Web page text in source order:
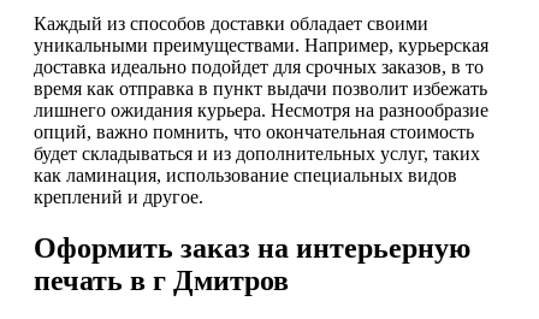
Каждый из способов доставки обладает своими
уникальными преимуществами. Например, курьерская
доставка идеально подойдет для срочных заказов, в то
время как отправка в пункт выдачи позволит избежать
лишнего ожидания курьера. Несмотря на разнообразие
опций, важно помнить, что окончательная стоимость
будет складываться и из дополнительных услуг, таких
как ламинация, использование специальных видов
креплений и другое.
Оформить заказ на интерьерную
печать в г Дмитров